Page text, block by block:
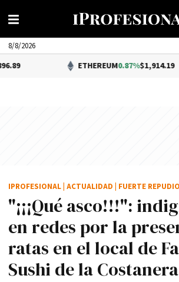
8/8/2026
ETHEREUM0.87%$1,914.19
"¡¡¡Qué asco!!!":
en redes por la
ratas en el local de
Sushi de la Costanera
IPROFESIONAL ACTUALIDAD FUERTE REPUDIO